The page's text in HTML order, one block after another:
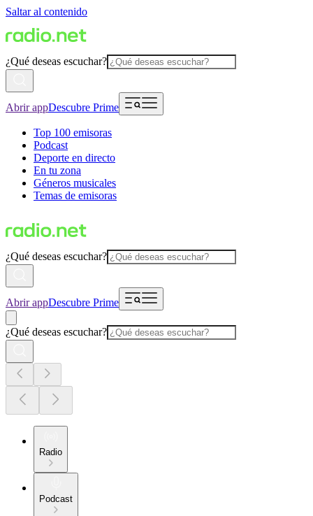
Saltar al contenido
¿Qué deseas escuchar?
Abrir appDescubre Prime
Top 100 emisoras
Podcast
Deporte en directo
En tu zona
Géneros musicales
Temas de emisoras
¿Qué deseas escuchar?
Abrir appDescubre Prime
¿Qué deseas escuchar?
Radio
Podcast